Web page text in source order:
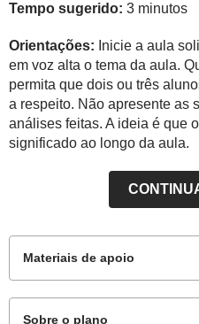
Tempo sugerido: 3 minutos
Orientações: Inicie a aula
em voz alta o tema da aula.
permita que dois ou três
a respeito. Não apresente as
análises feitas. A ideia é que
significado ao longo da aula.
Materiais de apoio
Sobre o plano